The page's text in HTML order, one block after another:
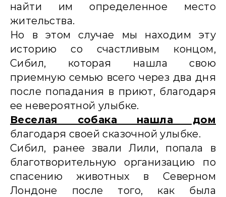
найти им определенное место
жительства.
Но в этом случае мы находим эту
историю со счастливым концом,
Сибил, которая нашла свою
приемную семью всего через два дня
после попадания в приют, благодаря
ее невероятной улыбке.
Веселая собака нашла дом
благодаря своей сказочной улыбке.
Сибил, ранее звали Лили, попала в
благотворительную организацию по
спасению животных в Северном
Лондоне после того, как была